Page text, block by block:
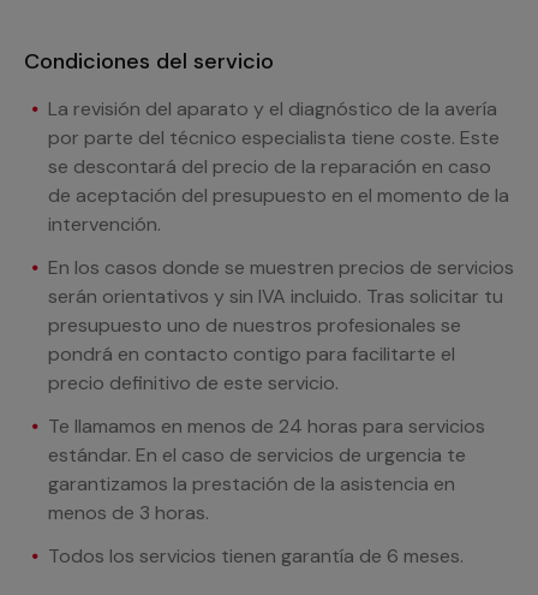
Condiciones del servicio
La revisión del aparato y el diagnóstico de la avería
por parte del técnico especialista tiene coste. Este
se descontará del precio de la reparación en caso
de aceptación del presupuesto en el momento de la
intervención.
En los casos donde se muestren precios de servicios
serán orientativos y sin IVA incluido. Tras solicitar tu
presupuesto uno de nuestros profesionales se
pondrá en contacto contigo para facilitarte el
precio definitivo de este servicio.
Te llamamos en menos de 24 horas para servicios
estándar. En el caso de servicios de urgencia te
garantizamos la prestación de la asistencia en
menos de 3 horas.
Todos los servicios tienen garantía de 6 meses.